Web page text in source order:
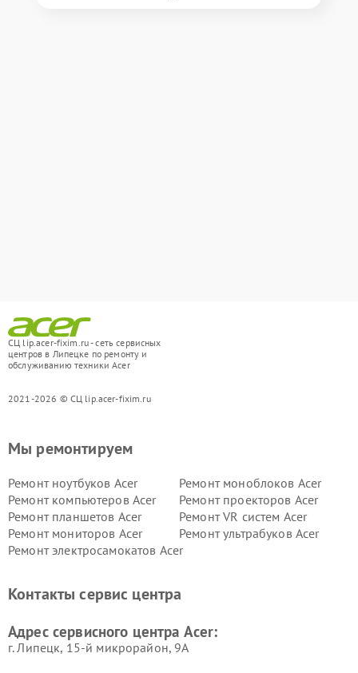
СЦ lip.acer-fixim.ru - сеть сервисных
центров в Липецке по ремонту и
обслуживанию техники Acer
2021-2026 © СЦ lip.acer-fixim.ru
Мы ремонтируем
Ремонт ноутбуков Acer
Ремонт моноблоков Acer
Ремонт компьютеров Acer
Ремонт проекторов Acer
Ремонт планшетов Acer
Ремонт VR систем Acer
Ремонт мониторов Acer
Ремонт ультрабуков Acer
Ремонт электросамокатов Acer
Контакты сервис центра
Адрес сервисного центра Acer:
г. Липецк, 15-й микрорайон, 9А